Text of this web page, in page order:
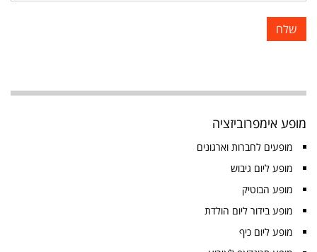
מופע אימפרוביזציה
מופעים לחברות וארגונים
מופע ליום גיבוש
מופע הבוטיק
מופע בידור ליום הולדת
מופע ליום כיף